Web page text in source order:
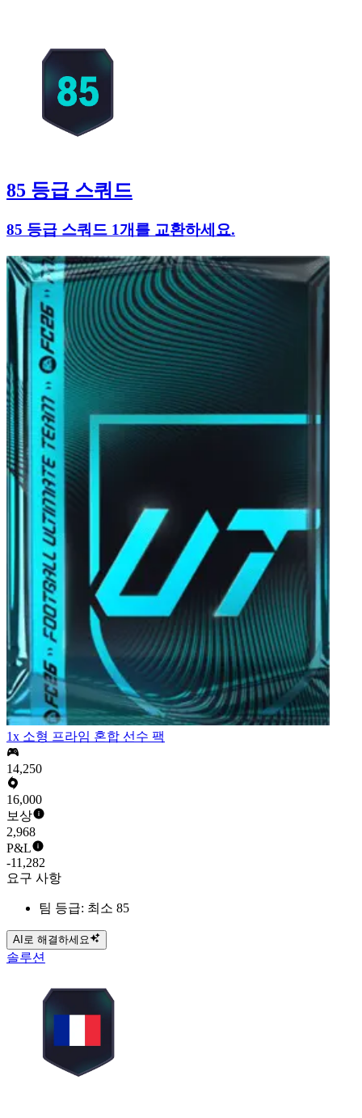
85 등급 스쿼드
85 등급 스쿼드 1개를 교환하세요.
1x 소형 프라임 혼합 선수 팩
14,250
16,000
보상
2,968
P&L
-11,282
요구 사항
팀 등급: 최소 85
AI로 해결하세요
솔루션